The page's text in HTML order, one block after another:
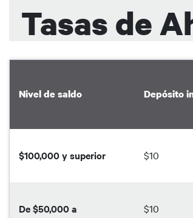
Tasas de
Nivel de saldo Depósito
$100,000 y superior $10
De $50,000 a
$10